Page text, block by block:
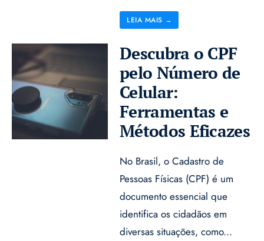
LEIA MAIS →
Descubra o CPF
pelo Número de
Celular:
Ferramentas e
Métodos Eficazes
No Brasil, o Cadastro de
Pessoas Físicas (CPF) é um
documento essencial que
identifica os cidadãos em
diversas situações, como...